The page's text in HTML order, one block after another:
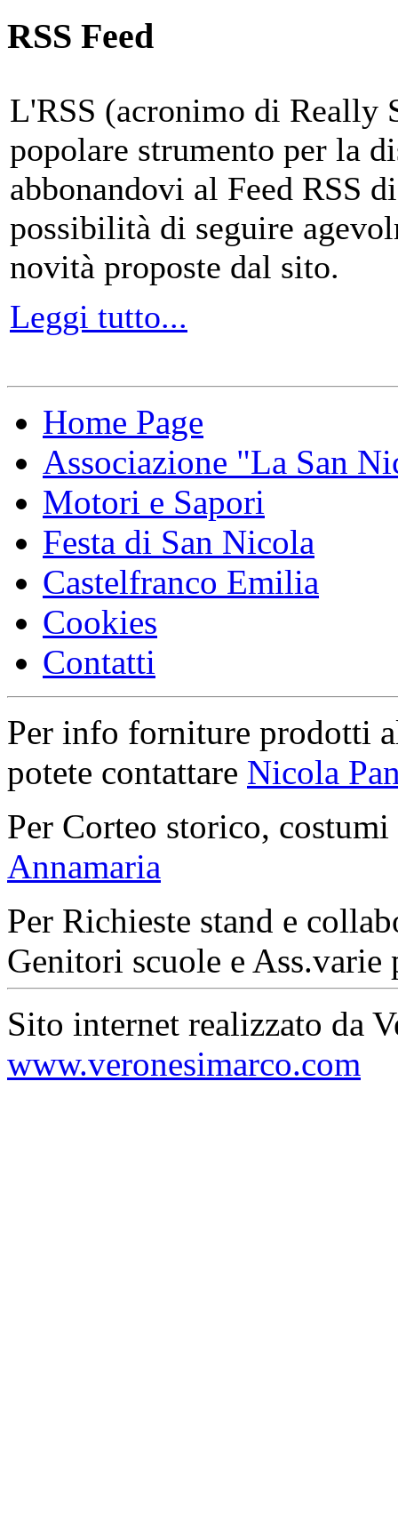
RSS Feed
L'RSS (acronimo di Really
popolare strumento per la
abbonandovi al Feed RSS
possibilità di seguire
novità proposte dal sito.
Leggi tutto...
Home Page
Associazione "La San
Motori e Sapori
Festa di San Nicola
Castelfranco Emilia
Cookies
Contatti
Per info forniture prodotti
potete contattare Nicola
Per Corteo storico,
Annamaria
Per Richieste stand e
Genitori scuole e Ass.varie
Sito internet realizzato da
www.veronesimarco.com